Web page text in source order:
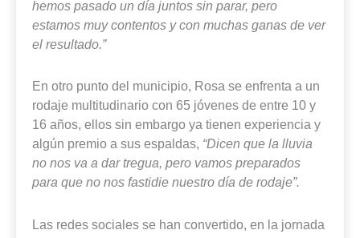
hemos pasado un día juntos sin parar, pero
estamos muy contentos y con muchas ganas de ver
el resultado.”
En otro punto del municipio, Rosa se enfrenta a un
rodaje multitudinario con 65 jóvenes de entre 10 y
16 años, ellos sin embargo ya tienen experiencia y
algún premio a sus espaldas, “Dicen que la lluvia
no nos va a dar tregua, pero vamos preparados
para que no nos fastidie nuestro día de rodaje”.
Las redes sociales se han convertido, en la jornada